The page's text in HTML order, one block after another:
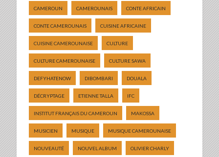
CAMEROUN CAMEROUNAIS CONTE AFRICAIN
CONTE CAMEROUNAIS CUISINE AFRICAINE
CUISINE CAMEROUNAISE CULTURE
CULTURE CAMEROUNAISE CULTURE SAWA
DEFYHATENOW DIBOMBARI DOUALA
DÉCRYPTAGE ETIENNE TALLA IFC
INSTITUT FRANÇAIS DU CAMEROUN MAKOSSA
MUSICIEN MUSIQUE MUSIQUE CAMEROUNAISE
NOUVEAUTÉ NOUVEL ALBUM OLIVIER CHARLY